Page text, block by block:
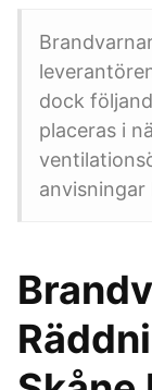
dock
placeras i